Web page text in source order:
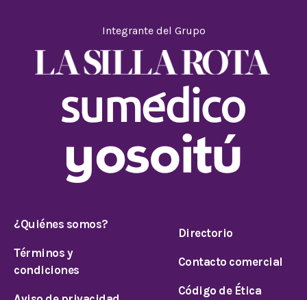
Integrante del Grupo
¿Quiénes somos?
Términos y
condiciones
Directorio
Contacto comercial
Código de Ética